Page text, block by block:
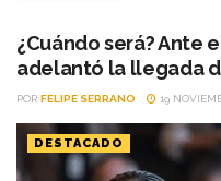
actitudes poco
¿Cuándo será? Ante
adelantó la llegada
POR FELIPE SERRANO 19
DESTACADO